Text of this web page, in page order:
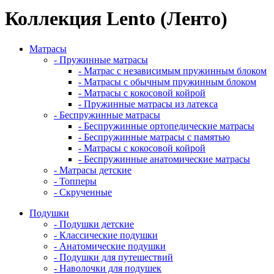
Коллекция Lento (Ленто)
Матрасы
- Пружинные матрасы
- Матрас с независимым пружинным блоком
- Матрасы с обычным пружинным блоком
- Матрасы с кокосовой койрой
- Пружинные матрасы из латекса
- Беспружинные матрасы
- Беспружинные ортопедические матрасы
- Беспружинные матрасы с памятью
- Матрасы с кокосовой койрой
- Беспружинные анатомические матрасы
- Матрасы детские
- Топперы
- Скрученные
Подушки
- Подушки детские
- Классические подушки
- Анатомические подушки
- Подушки для путешествий
- Наволочки для подушек